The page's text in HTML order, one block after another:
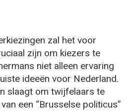
zal het voor
zijn om kiezers te
niet alleen ervaring
ideeën voor Nederland.
slaagt om twijfelaars te
een “Brusselse politicus”